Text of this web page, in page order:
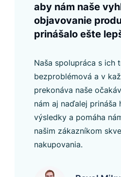
aby nám naše
objavovanie
prinášalo ešte
Naša spolupráca s ich
bezproblémová a v
prekonáva naše
nám aj naďalej prináša
výsledky a pomáha
našim zákazníkom
nakupovania.